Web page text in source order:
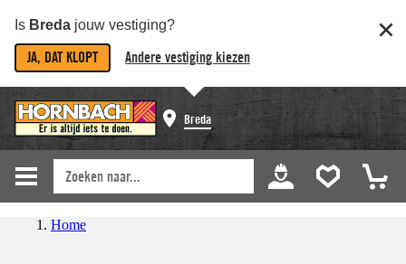
Is Breda jouw vestiging?
JA, DAT KLOPT Andere vestiging kiezen
Breda
Home